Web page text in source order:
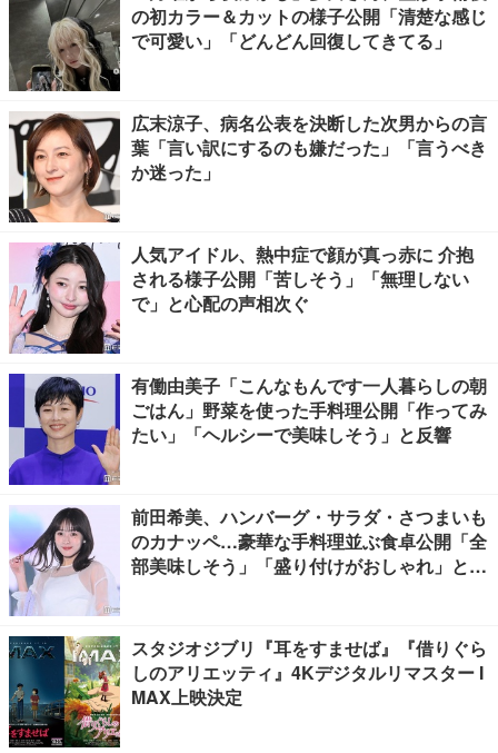
の初カラー＆カットの様子公開「清楚な感じ
で可愛い」「どんどん回復してきてる」
広末涼子、病名公表を決断した次男からの言
葉「言い訳にするのも嫌だった」「言うべき
か迷った」
人気アイドル、熱中症で顔が真っ赤に 介抱
される様子公開「苦しそう」「無理しない
で」と心配の声相次ぐ
有働由美子「こんなもんです一人暮らしの朝
ごはん」野菜を使った手料理公開「作ってみ
たい」「ヘルシーで美味しそう」と反響
前田希美、ハンバーグ・サラダ・さつまいも
のカナッペ…豪華な手料理並ぶ食卓公開「全
部美味しそう」「盛り付けがおしゃれ」と絶
スタジオジブリ『耳をすませば』『借りぐら
しのアリエッティ』4Kデジタルリマスター I
MAX上映決定